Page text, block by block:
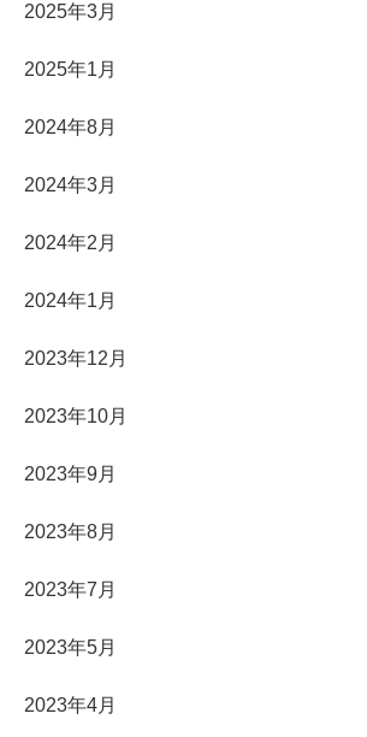
2025年3月
2025年1月
2024年8月
2024年3月
2024年2月
2024年1月
2023年12月
2023年10月
2023年9月
2023年8月
2023年7月
2023年5月
2023年4月